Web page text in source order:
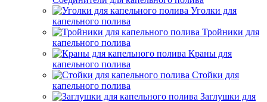
Уголки для
капельного полива
Тройники для
капельного полива
Краны для
капельного полива
Стойки для
капельного полива
Заглушки для